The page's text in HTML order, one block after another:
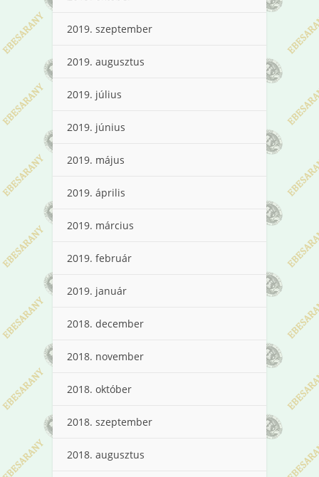
2019. szeptember
2019. augusztus
2019. július
2019. június
2019. május
2019. április
2019. március
2019. február
2019. január
2018. december
2018. november
2018. október
2018. szeptember
2018. augusztus